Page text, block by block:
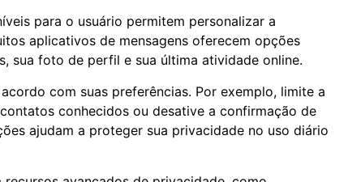
para o usuário permitem personalizar a
aplicativos de mensagens oferecem opções
sua foto de perfil e sua última atividade online.
com suas preferências. Por exemplo, limite a
conhecidos ou desative a confirmação de
ajudam a proteger sua privacidade no uso diário